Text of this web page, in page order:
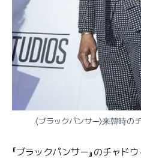
〈ブラックパンサー〉来韓時
『ブラックパンサー』のチャド